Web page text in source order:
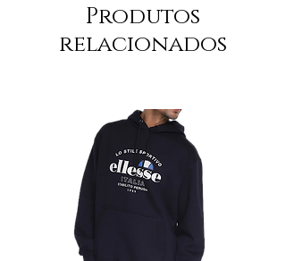
Produtos
relacionados